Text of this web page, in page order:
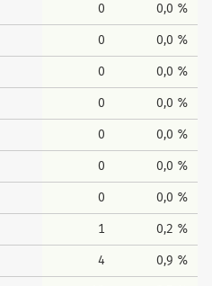
0 0,0 %
0 0,0 %
0 0,0 %
0 0,0 %
0 0,0 %
0 0,0 %
0 0,0 %
1 0,2 %
4 0,9 %